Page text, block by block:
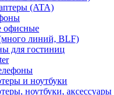
(ATA)
офисные
линий, BLF)
для гостиниц
и ноутбуки
ноутбуки, аксессуары